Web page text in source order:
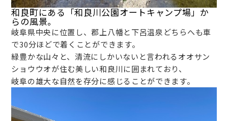
和良町にある「和良川公園オートキャンプ場」か
らの風景。
岐阜県中央に位置し、郡上八幡と下呂温泉どちらへも車
で30分ほどで着くことができます。
緑豊かな山々と、清流にしかいないと言われるオオサン
ショウウオが住む美しい和良川に囲まれており、
岐阜の雄大な自然を存分に感じることができます。